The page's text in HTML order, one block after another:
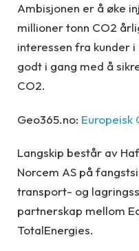
Ambisjonen er å øke
millioner tonn CO2
interessen fra kunder
godt i gang med å
CO2.
Geo365.no: Europeisk
Langskip består av
Norcem AS på
transport- og
partnerskap mellom
TotalEnergies.